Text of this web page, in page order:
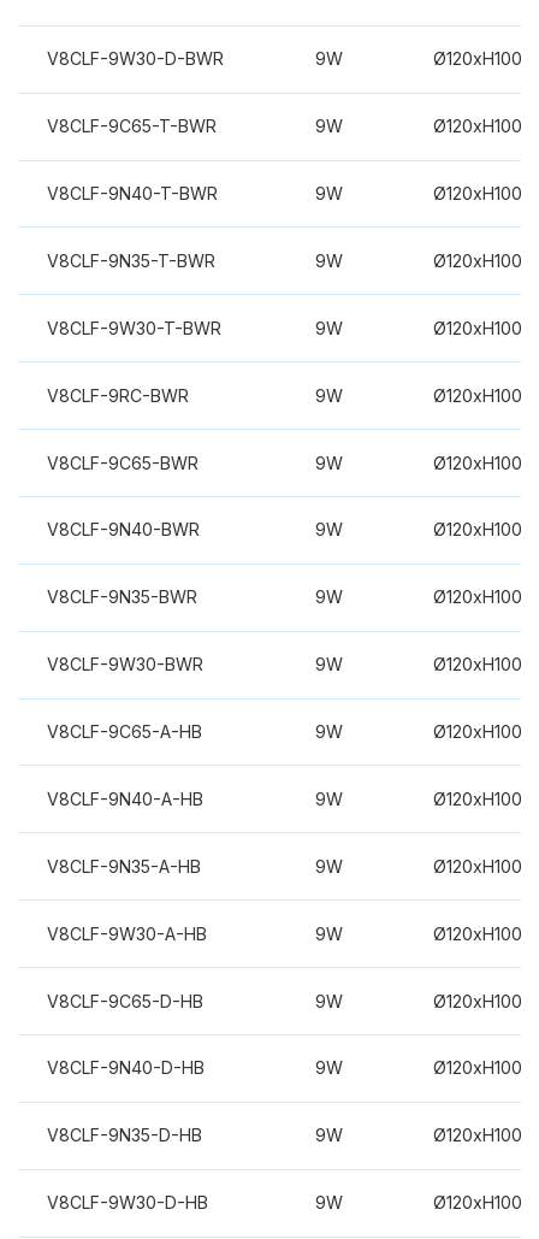
V8CLF-9W30-D-BWR 9W
V8CLF-9C65-T-BWR 9W
V8CLF-9N40-T-BWR 9W
V8CLF-9N35-T-BWR 9W
V8CLF-9W30-T-BWR 9W
V8CLF-9RC-BWR 9W
V8CLF-9C65-BWR 9W
V8CLF-9N40-BWR 9W
V8CLF-9N35-BWR 9W
V8CLF-9W30-BWR 9W
V8CLF-9C65-A-HB 9W
V8CLF-9N40-A-HB 9W
V8CLF-9N35-A-HB 9W
V8CLF-9W30-A-HB 9W
V8CLF-9C65-D-HB 9W
V8CLF-9N40-D-HB 9W
V8CLF-9N35-D-HB 9W
V8CLF-9W30-D-HB 9W